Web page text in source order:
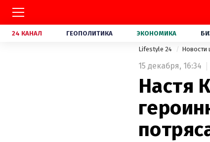
24 КАНАЛ ГЕОПОЛИТИКА ЭКОНОМИКА
Lifestyle 24 Новости
15 декабря, 16:34
Настя